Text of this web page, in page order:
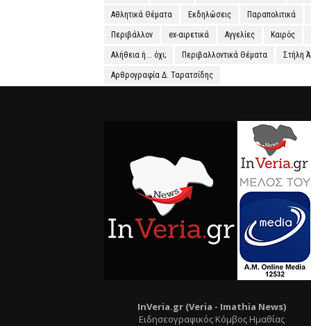
Αθλητικά Θέματα Εκδηλώσεις Παραπολιτικά
Περιβάλλον ex-αιρετικά Αγγελίες Καιρός
Αλήθεια ή... όχι; Περιβαλλοντικά Θέματα Στήλη
Αρθρογραφία Δ. Ταρατσίδης
InVeria.gr (Veria - Ιmathia News)
Ειδησεογραφικός Κόμβος Ημαθίας